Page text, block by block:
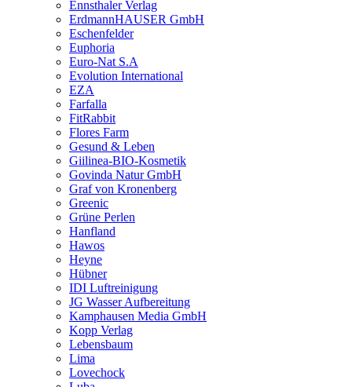
Ennsthaler Verlag
ErdmannHAUSER GmbH
Eschenfelder
Euphoria
Euro-Nat S.A
Evolution International
EZA
Farfalla
FitRabbit
Flores Farm
Gesund & Leben
Giilinea-BIO-Kosmetik
Govinda Natur GmbH
Graf von Kronenberg
Greenic
Grüne Perlen
Hanfland
Hawos
Heyne
Hübner
IDI Luftreinigung
JG Wasser Aufbereitung
Kamphausen Media GmbH
Kopp Verlag
Lebensbaum
Lima
Lovechock